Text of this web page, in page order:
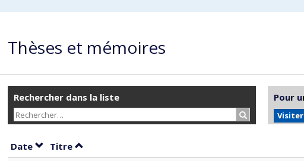
Thèses et mémoires
Rechercher dans la liste
Rechercher…
Pour
Date Trier par date en ordre croissant
Titre Trier par titre en ordre croissant